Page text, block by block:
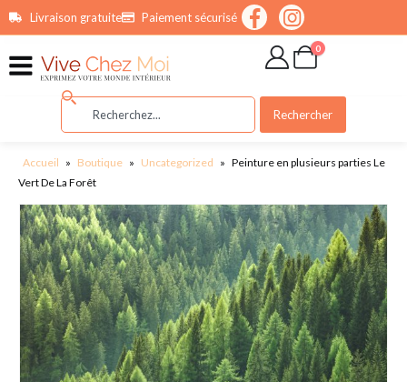
principalLivraison gratuite Paiement sécurisé
0
Rechercher
Accueil » Boutique » Uncategorized » Peinture en plusieurs parties Le
Vert De La Forêt